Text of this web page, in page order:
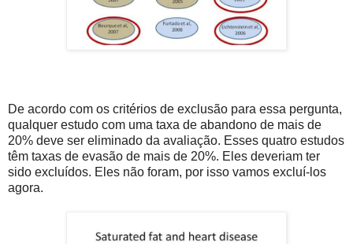
De acordo com os critérios de exclusão para essa pergunta,
qualquer estudo com uma taxa de abandono de mais de
20% deve ser eliminado da avaliação. Esses quatro estudos
têm taxas de evasão de mais de 20%. Eles deveriam ter
sido excluídos. Eles não foram, por isso vamos excluí-los
agora.